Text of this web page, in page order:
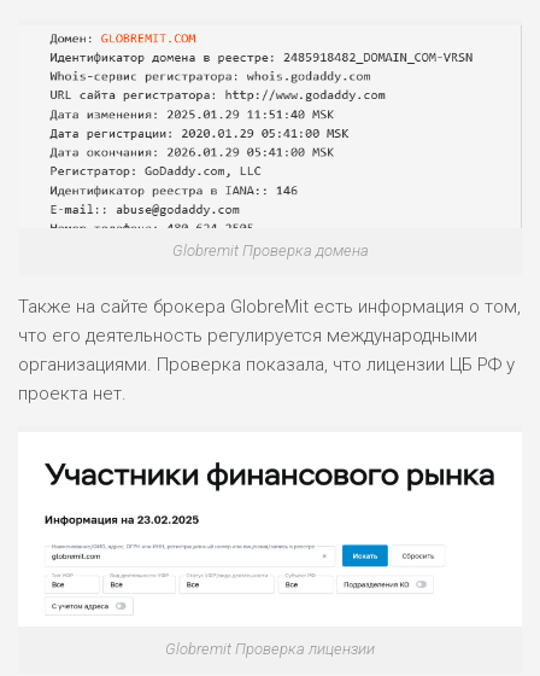
Globremit Проверка домена
Также на сайте брокера GlobreMit есть информация о том,
что его деятельность регулируется международными
организациями. Проверка показала, что лицензии ЦБ РФ у
проекта нет.
Globremit Проверка лицензии